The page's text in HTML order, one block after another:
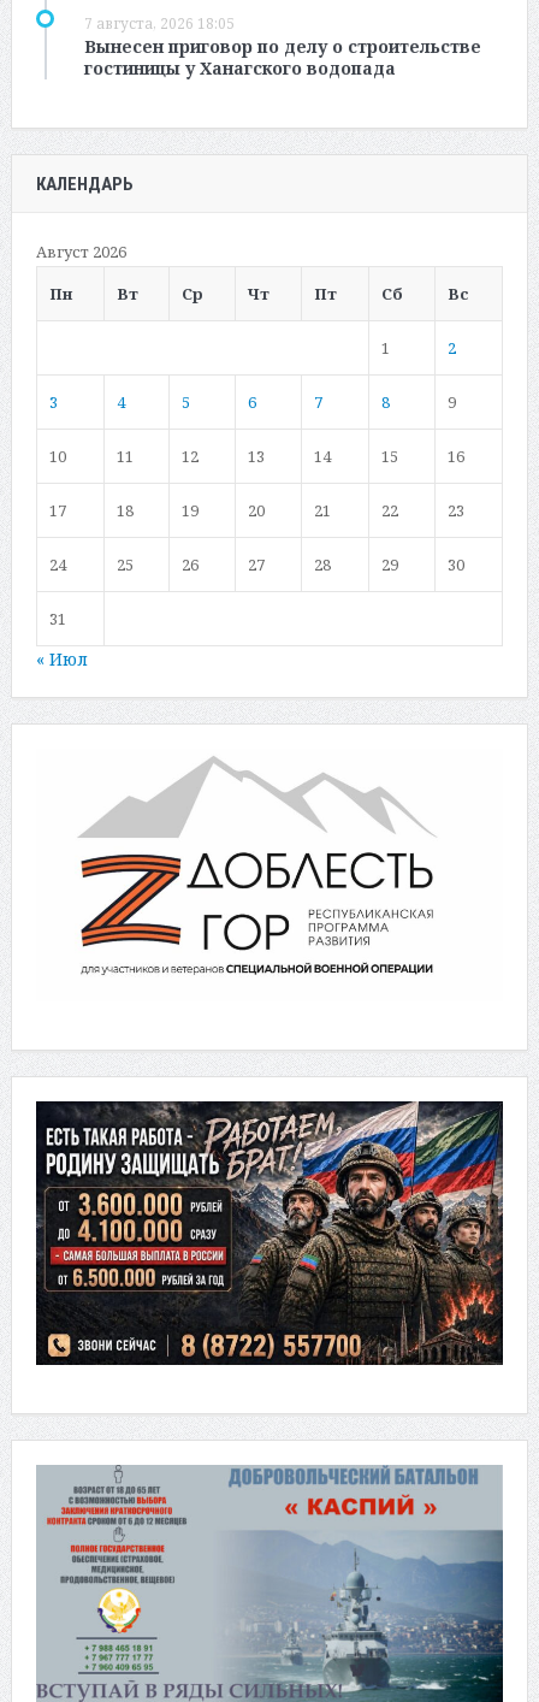
7 августа, 2026 18:05
Вынесен приговор по делу о строительстве
гостиницы у Ханагского водопада
КАЛЕНДАРЬ
Август 2026
Пн
Вт Ср Чт Пт Сб Вс
1 2
3 4 5 6 7 8 9
10 11 12 13 14 15 16
17 18 19 20 21 22 23
24 25 26 27 28 29 30
31
« Июл